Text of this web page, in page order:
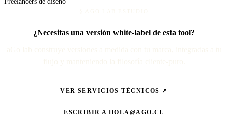
¿Necesitas una versión white-label de esta tool?
VER SERVICIOS TÉCNICOS ↗
ESCRIBIR A HOLA@AGO.CL